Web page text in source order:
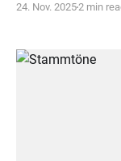
24. Nov. 20252 min